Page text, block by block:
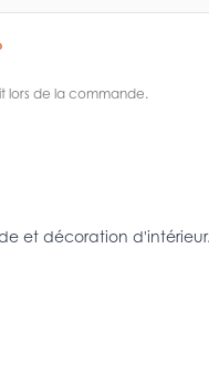
lors de la commande.
et décoration d'intérieur.